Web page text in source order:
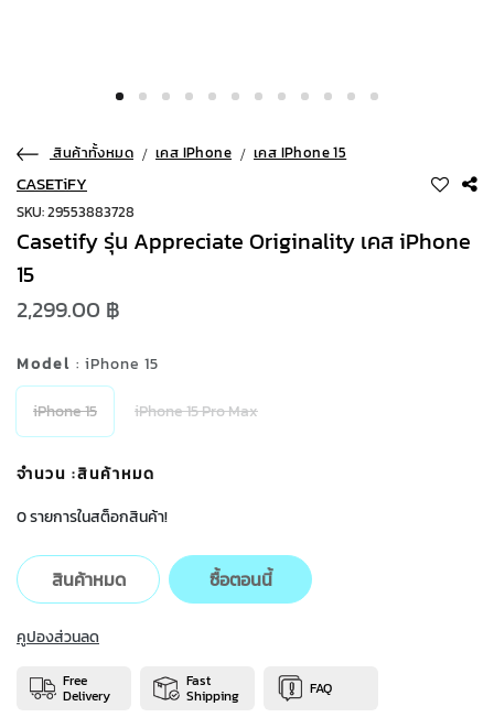
สินค้าทั้งหมด เคส IPhone เคส IPhone 15
CASETiFY
SKU: 29553883728
Casetify รุ่น Appreciate Originality เคส iPhone
15
2,299.00 ฿
Model : iPhone 15
iPhone 15 iPhone 15 Pro Max
จำนวน :สินค้าหมด
0 รายการในสต็อกสินค้า!
สินค้าหมด ซื้อตอนนี้
คูปองส่วนลด
Free
Delivery
Fast
Shipping FAQ